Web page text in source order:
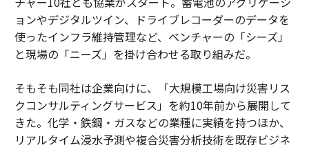
ョンやデジタルツイン、ドライブレコーダーのデータを
使ったインフラ維持管理など、ベンチャーの「シーズ」
と現場の「ニーズ」を掛け合わせる取り組みだ。
そもそも同社は企業向けに、「大規模工場向け災害リス
クコンサルティングサービス」を約10年前から展開して
きた。化学・鉄鋼・ガスなどの業種に実績を持つほか、
リアルタイム浸水予測や複合災害分析技術を既存ビジネ